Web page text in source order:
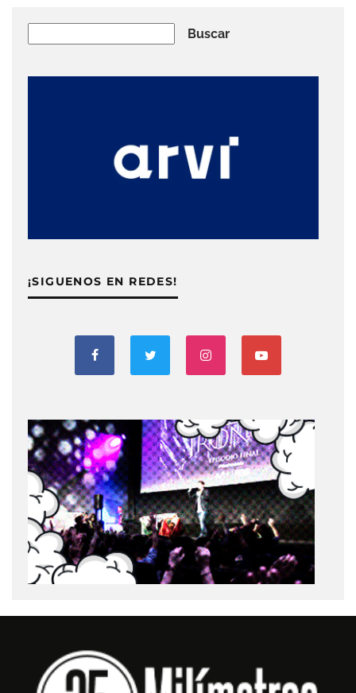
Buscar
¡SIGUENOS EN REDES!